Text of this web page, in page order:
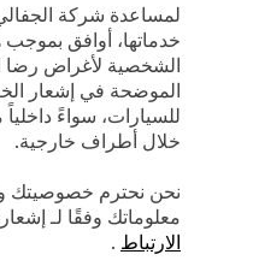
لمساعدة شركة
خدماتها، أوافق بموجب
الشخصية لأغراض رضا
الموضحة في إشعار
للسيارات، سواءً
خلال أطراف خارجية.
نحن نحترم خصوصيتك
معلوماتك وفقًا لـ إشعار
الارتباط .